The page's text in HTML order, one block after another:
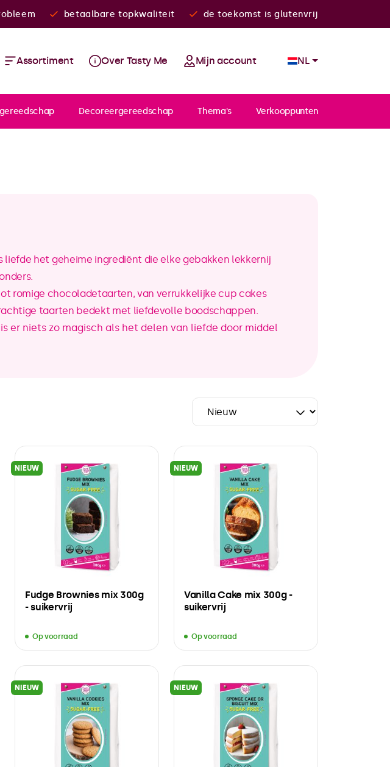
betaalbare topkwaliteit de toekomst is glutenvrij
Assortiment Over Tasty Me Mijn account NL
Decoreergereedschap Thema's Verkooppunten
liefde het geheime ingrediënt die elke gebakken lekkernij
romige chocoladetaarten, van verrukkelijke cup cakes
taarten bedekt met liefdevolle boodschappen.
er niets zo magisch als het delen van liefde door middel
NIEUW
Fudge Brownies mix 300g
- suikervrij
Op voorraad
NIEUW
Vanilla Cake mix 300g -
suikervrij
Op voorraad
NIEUW NIEUW